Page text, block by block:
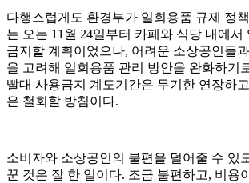
다행스럽게도 환경부가 일회용품 규제 정
는 오는 11월 24일부터 카페와 식당 내에서
금지할 계획이었으나, 어려운 소상공인들
을 고려해 일회용품 관리 방안을 완화하기
빨대 사용금지 계도기간은 무기한 연장하
은 철회할 방침이다.
소비자와 소상공인의 불편을 덜어줄 수 있
꾼 것은 잘 한 일이다. 조금 불편하고, 비용